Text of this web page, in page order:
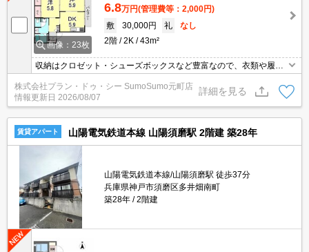
画像：23枚
6.8万円(管理費等：2,000円)
敷
30,000円 礼
なし
2階
2K 43m²
収納はクロゼット・シューズボックスなど豊富なので、衣類や履き
物の整理がしやすく便利です。室内設備は浴室乾燥機・洗面化粧台
などが揃っており、とても充実しています。ドアを開けたり直接会
話しなくてもモニター越しに来訪者を確認できるモニター付きイン
ターホンを設置しております。角部屋なので生活騒音の心配も軽減
されます。
株式会社プラン・ドゥ・シー SumoSumo元町店
情報更新日 2026/08/07
詳細を見る
賃貸アパート 山陽電気鉄道本線 山陽須磨駅 2階建 築28年
山陽電気鉄道本線/山陽須磨駅 徒歩37分
兵庫県神戸市須磨区多井畑南町
築28年
2階建